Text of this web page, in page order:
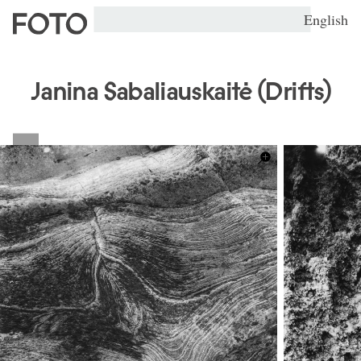
English
Janina Sabaliauskaitė (Drifts)